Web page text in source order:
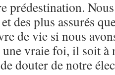
prédestination.
des plus assurés
de vie si nous
vraie foi, il soit à
douter de notre